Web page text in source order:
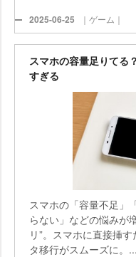
2025-06-25 ｜ゲーム｜
スマホの容量足りてる
すぎる
スマホの「容量不足」
らない」などの悩みが
リ”。スマホに直接挿
タ移行がスムーズに。...